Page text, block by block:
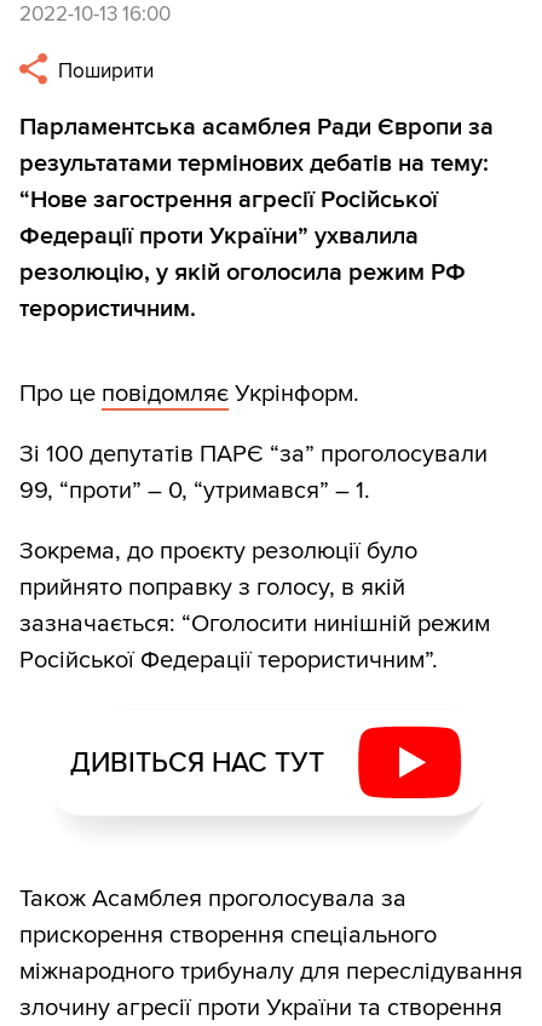
2022-10-13 16:00
Поширити
Парламентська асамблея Ради Європи за
результатами термінових дебатів на тему:
“Нове загострення агресії Російської
Федерації проти України” ухвалила
резолюцію, у якій оголосила режим РФ
терористичним.
Про це повідомляє Укрінформ.
Зі 100 депутатів ПАРЄ “за” проголосували
99, “проти” – 0, “утримався” – 1.
Зокрема, до проєкту резолюції було
прийнято поправку з голосу, в якій
зазначається: “Оголосити нинішній режим
Російської Федерації терористичним”.
ДИВІТЬСЯ НАС ТУТ
Також Асамблея проголосувала за
прискорення створення спеціального
міжнародного трибуналу для переслідування
злочину агресії проти України та створення